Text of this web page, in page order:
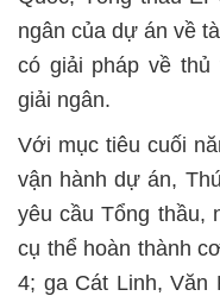
ngân của dự án về
có giải pháp về thủ
giải ngân.
Với mục tiêu cuối
vận hành dự án,
yêu cầu Tổng thầu,
cụ thể hoàn thành
4; ga Cát Linh, Văn